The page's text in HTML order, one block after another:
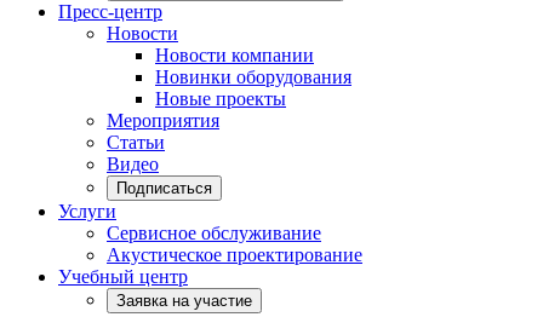
Пресс-центр
Новости
Новости компании
Новинки оборудования
Новые проекты
Мероприятия
Статьи
Видео
Подписаться
Услуги
Сервисное обслуживание
Акустическое проектирование
Учебный центр
Заявка на участие